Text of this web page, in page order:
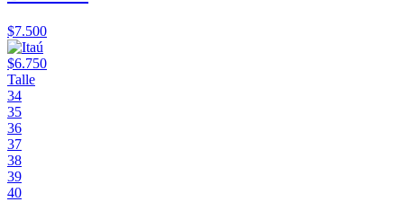
$7.500
$6.750
Talle
34
35
36
37
38
39
40